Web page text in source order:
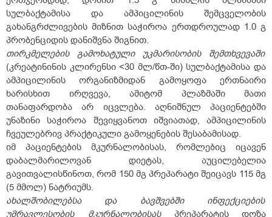
სულბაქტამისა და ამპიცილინის შემცველობის
გახანგრძლივების მიზნით საჭიროა ერთდროულად 1.0 გ
პრობენციდის დანიშვნა შიგნით.
თირკმელების გამოხატული უკმარისობის
შემთხვევაში
(კრეატინინის კლირენსი <30 მლ/წთ-ში) სულბაქტამისა და
ამპიცილინის ორგანიზმიდან გამოყოფა ერთნაირი
ხარისხით ირღვევა, ამიტომ პლაზმაში მათი
თანაფარდობა არ იცვლება. აღნიშნულ პაციენტებში
უნაზინი საჭიროა შევიყვანოთ იშვიათად, ამპიცილინის
ჩვეულებრივ პრაქტიკული გამოყენების შესაბამისად.
იმ პაციენტების მკურნალობისას, რომლებიც იცავენ
დაბალმარილოვან დიეტას, აუცილებელია
გავითვალისწინოთ, რომ 150 მგ პრეპარატი შეიცავს 115 მგ
(5 მმოლ) ნატრიუმს.
ახალშობილებსა
და ბავშვებში
ინფექციების
უმრავლესობის
მკურნალობისას პრეპარატის დოზა